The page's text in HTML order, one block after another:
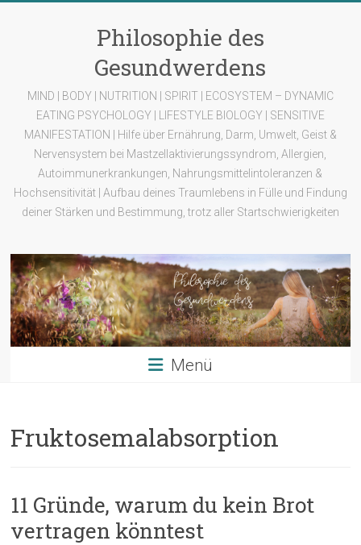
Philosophie des
Gesundwerdens
MIND | BODY | NUTRITION | SPIRIT | ECOSYSTEM – DYNAMIC
EATING PSYCHOLOGY | LIFESTYLE BIOLOGY | SENSITIVE
MANIFESTATION | Hilfe über Ernährung, Darm, Umwelt, Geist &
Nervensystem bei Mastzellaktivierungssyndrom, Allergien,
Autoimmunerkrankungen, Nahrungsmittelintoleranzen &
Hochsensitivität | Aufbau deines Traumlebens in Fülle und Findung
deiner Stärken und Bestimmung, trotz aller Startschwierigkeiten
Menü
Fruktosemalabsorption
11 Gründe, warum du kein Brot
vertragen könntest